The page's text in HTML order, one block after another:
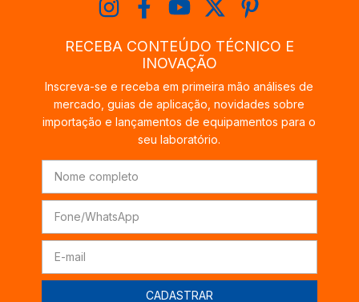
RECEBA CONTEÚDO TÉCNICO E
INOVAÇÃO
Inscreva-se e receba em primeira mão análises de
mercado, guias de aplicação, novidades sobre
importação e lançamentos de equipamentos para o
seu laboratório.